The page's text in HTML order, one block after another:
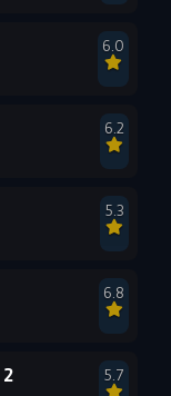
6.0
6.2
5.3
6.8
5.7